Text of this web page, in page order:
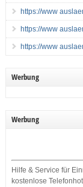
https://www
https://www
https://www
Werbung
Werbung
Hilfe & Service für
kostenlose